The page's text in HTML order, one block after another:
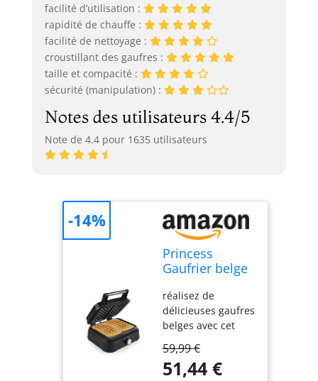
facilité d’utilisation :
rapidité de chauffe :
facilité de nettoyage :
croustillant des gaufres :
taille et compacité :
sécurité (manipulation) :
Notes des utilisateurs 4.4/5
Note de 4.4 pour 1635 utilisateurs
Princess
Gaufrier belge
mat - 2 gaufres
- 1 500 W
réalisez de
délicieuses gaufres
belges avec cet
princess deluxe à
l'habillage noir
59,99 €
51,44 €
-14%